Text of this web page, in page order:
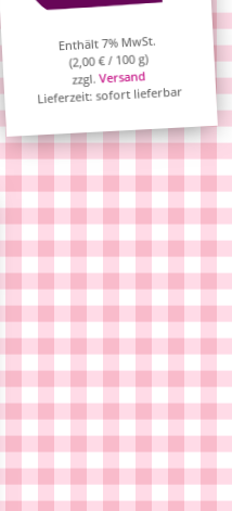
Enthält 7% MwSt.
(2,00€/ 100 g)
zzgl.Versand
Lieferzeit: sofort lieferbar